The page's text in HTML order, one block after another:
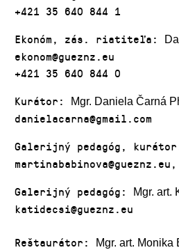
+421 35 640 844 1
Ekonóm, zás. riatiteľa:
ekonom@gueznz.eu
+421 35 640 844 0
Kurátor:
Mgr. Daniela Čarná
danielacarna@gmail.com
Galerijný pedagóg,
martinababinova@gueznz.eu,
Galerijný pedagóg:
Mgr. art.
katidecsi@gueznz.eu
Reštaurátor: Mgr. art. Monika